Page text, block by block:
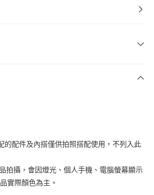
的配件及內搭僅供拍照搭配使用，不列入此
拍攝，會因燈光、個人手機、電腦螢幕顯示
實際顏色為主。